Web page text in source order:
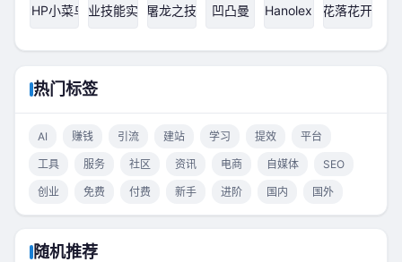
PHP小菜鸟职业技能实训屠龙之技 凹凸曼 Hanolex 花落花开
热门标签
AI 赚钱 引流 建站 学习 提效 平台
工具 服务 社区 资讯 电商 自媒体 SEO
创业 免费 付费 新手 进阶 国内 国外
随机推荐